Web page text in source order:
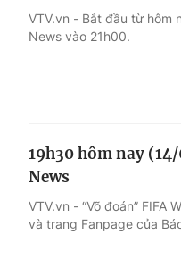
VTV.vn - Bắt đầu từ hôm
News vào 21h00.
19h30 hôm nay
News
VTV.vn - “Võ đoán”
và trang Fanpage của